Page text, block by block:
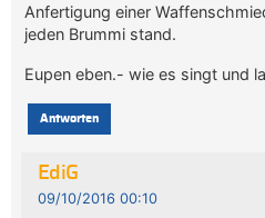
Anfertigung einer
jeden Brummi stand.
Eupen eben.- wie es singt und
Antworten
EdiG
09/10/2016 00:10